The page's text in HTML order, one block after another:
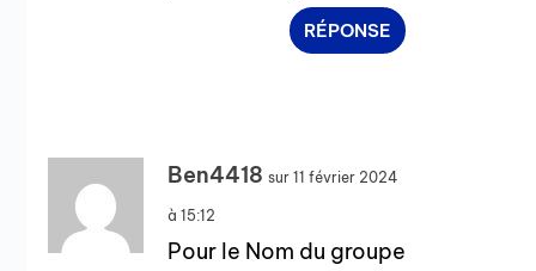
RÉPONSE
Ben4418 sur 11 février 2024
à 15:12
Pour le Nom du groupe